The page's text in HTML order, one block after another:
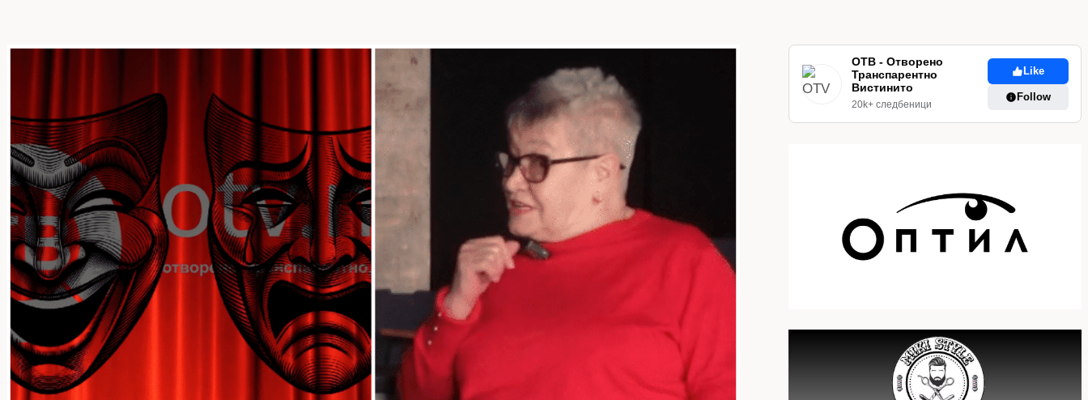
ОТВ - Отворено
Транспарентно
Вистинито
20k+ следбеници
Like
Follow